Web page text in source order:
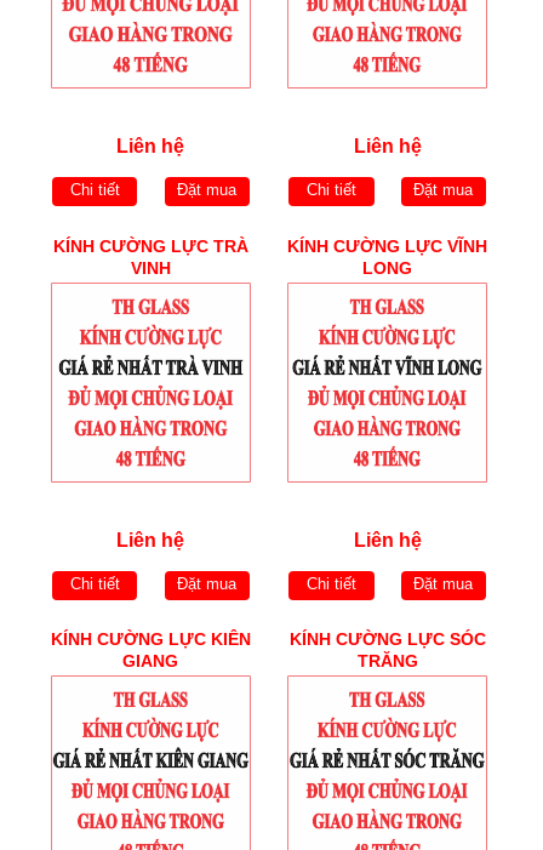
Liên hệ
Chi tiết Đặt mua
Liên hệ
Chi tiết Đặt mua
KÍNH CƯỜNG LỰC TRÀ
VINH
Liên hệ
Chi tiết Đặt mua
KÍNH CƯỜNG LỰC VĨNH
LONG
Liên hệ
Chi tiết Đặt mua
KÍNH CƯỜNG LỰC KIÊN
GIANG
KÍNH CƯỜNG LỰC SÓC
TRĂNG